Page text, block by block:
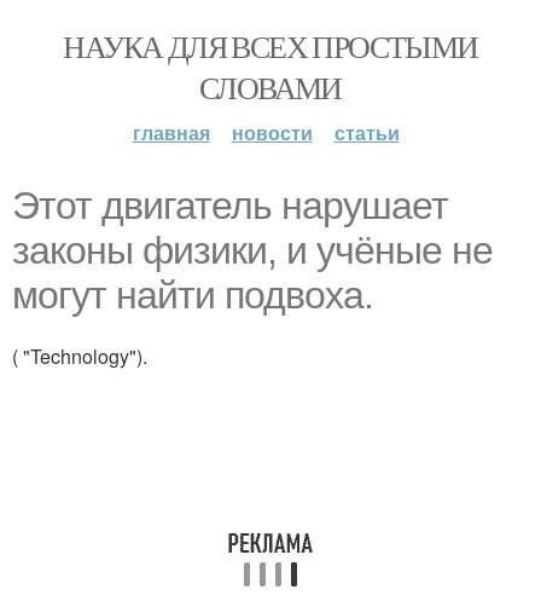
НАУКА ДЛЯ ВСЕХ ПРОСТЫМИ
СЛОВАМИ
главная новости статьи
Этот двигатель нарушает
законы физики, и учёные не
могут найти подвоха.
( "Technology").